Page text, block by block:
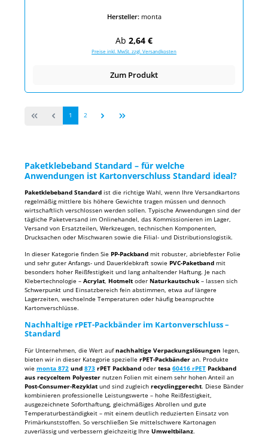
Hersteller: monta
Regulärer Preis:
Ab 2,64 €
Preise inkl. MwSt. zzgl. Versandkosten
Zum Produkt
Seite
1 Seite
2
Paketklebeband Standard – für welche
Anwendungen ist Kartonverschluss Standard ideal?
Paketklebeband Standard ist die richtige Wahl, wenn Ihre Versandkartons
regelmäßig mittlere bis höhere Gewichte tragen müssen und dennoch
wirtschaftlich verschlossen werden sollen. Typische Anwendungen sind der
tägliche Paketversand im Onlinehandel, das Kommissionieren im Lager,
Versand von Ersatzteilen, Werkzeugen, technischen Komponenten,
Drucksachen oder Mischwaren sowie die Filial- und Distributionslogistik.
In dieser Kategorie finden Sie PP-Packband mit robuster, abriebfester Folie
und sehr guter Anfangs- und Dauerklebkraft sowie PVC-Paketband mit
besonders hoher Reißfestigkeit und lang anhaltender Haftung. Je nach
Klebertechnologie – Acrylat, Hotmelt oder Naturkautschuk – lassen sich
Schwerpunkt und Einsatzbereich fein abstimmen, etwa auf längere
Lagerzeiten, wechselnde Temperaturen oder häufig beanspruchte
Kartonverschlüsse.
Nachhaltige rPET-Packbänder im Kartonverschluss –
Standard
Für Unternehmen, die Wert aufnachhaltige Verpackungslösungen legen,
bieten wir in dieser Kategorie spezielle rPET-Packbänder an. Produkte
wie monta 872 und 873 rPET Packband oder tesa 60416 rPET Packband
aus recyceltem Polyester nutzen Folien mit einem sehr hohen Anteil an
Post-Consumer-Rezyklat und sind zugleich recyclinggerecht. Diese Bänder
kombinieren professionelle Leistungswerte – hohe Reißfestigkeit,
ausgezeichnete Soforthaftung, gleichmäßiges Abrollen und gute
Temperaturbeständigkeit – mit einem deutlich reduzierten Einsatz von
Primärkunststoffen. So verschließen Sie mittelschwere Kartonagen
zuverlässig und verbessern gleichzeitig Ihre Umweltbilanz.